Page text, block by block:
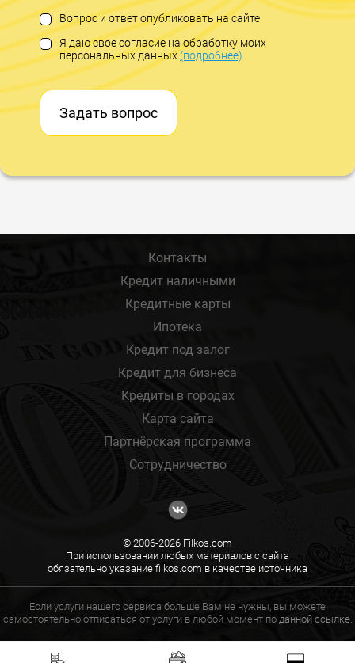
Вопрос и ответ опубликовать на сайте
Я даю свое согласие на обработку моих
персональных данных(подробнее)
Задать вопрос
Контакты
Кредит наличными
Кредитные карты
Ипотека
Кредит под залог
Кредит для бизнеса
Кредиты в городах
Карта сайта
Партнёрская программа
Сотрудничество
© 2006-2026 Filkos.com
При использовании любых материалов с сайта
обязательно указание filkos.com в качестве источника
Если услуги нашего сервиса больше Вам не нужны, вы можете
самостоятельно отписаться от услуги в любой момент по данной ссылке.